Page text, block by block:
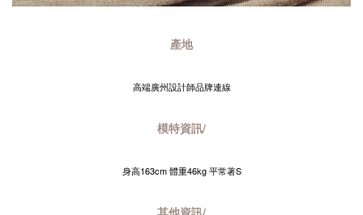
產地
高端廣州設計師品牌連線
模特資訊/
身高163cm 體重46kg 平常著S